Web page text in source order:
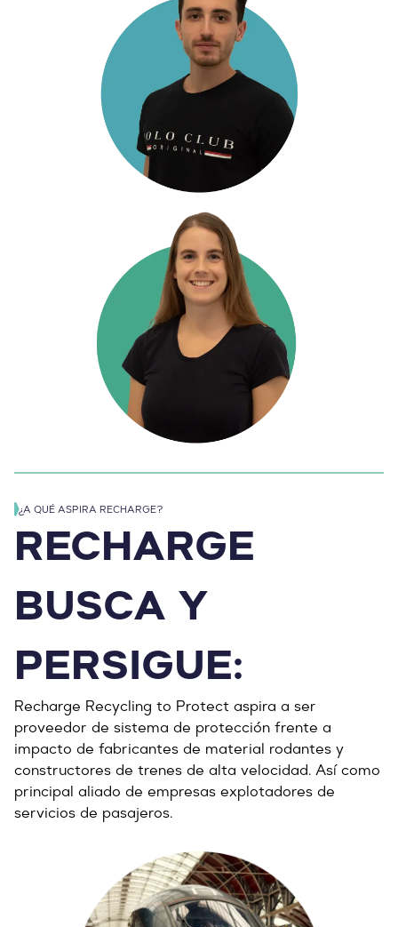
¿A QUÉ ASPIRA RECHARGE?
RECHARGE
BUSCA Y
PERSIGUE:
Recharge Recycling to Protect aspira a ser
proveedor de sistema de protección frente a
impacto de fabricantes de material rodantes y
constructores de trenes de alta velocidad. Así como
principal aliado de empresas explotadores de
servicios de pasajeros.